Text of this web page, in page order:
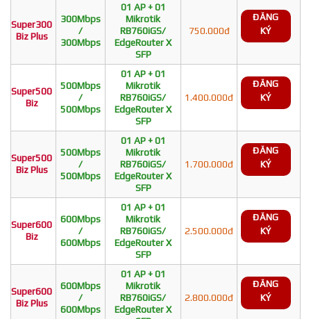
Super300
Biz Plus
300Mbps
/
300Mbps
01 AP + 01
Mikrotik
RB760iGS/
EdgeRouter X
SFP
750.000đ
ĐĂNG
KÝ
Super500
Biz
500Mbps
/
500Mbps
01 AP + 01
Mikrotik
RB760iGS/
EdgeRouter X
SFP
1.400.000đ
ĐĂNG
KÝ
Super500
Biz Plus
500Mbps
/
500Mbps
01 AP + 01
Mikrotik
RB760iGS/
EdgeRouter X
SFP
1.700.000đ
ĐĂNG
KÝ
Super600
Biz
600Mbps
/
600Mbps
01 AP + 01
Mikrotik
RB760iGS/
EdgeRouter X
SFP
2.500.000đ
ĐĂNG
KÝ
Super600
Biz Plus
600Mbps
/
600Mbps
01 AP + 01
Mikrotik
RB760iGS/
EdgeRouter X
2.800.000đ
ĐĂNG
KÝ